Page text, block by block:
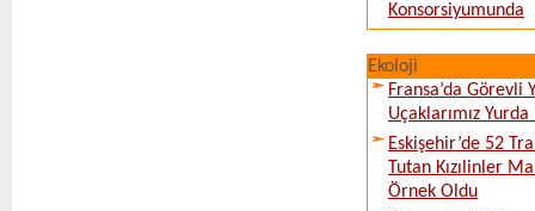
Konsorsiyumunda
Ekoloji
Fransa’da Görevli
Uçaklarımız
Eskişehir’de 52
Tutan Kızılinler
Örnek Oldu